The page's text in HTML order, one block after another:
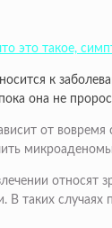
это такое,
к
она не
от
относят
В таких